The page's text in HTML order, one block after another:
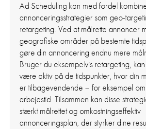
Ad Scheduling kan med fordel
annonceringsstrategier som geo-
retargeting. Ved at målrette annoncer
geografiske områder på bestemte
gøre din annoncering endnu mere
Bruger du eksempelvis retargeting,
være aktiv på de tidspunkter, hvor din
er tilbagevendende – for eksempel
arbejdstid. Tilsammen kan disse
stærkt målrettet og omkostningseffektiv
annonceringsplan, der styrker dine